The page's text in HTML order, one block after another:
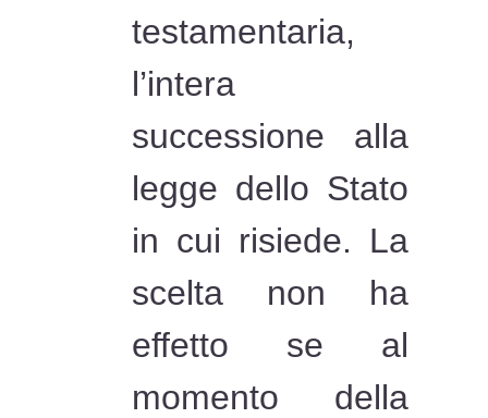
testamentaria,
l’intera
successione alla
legge dello Stato
in cui risiede. La
scelta non ha
effetto se al
momento della